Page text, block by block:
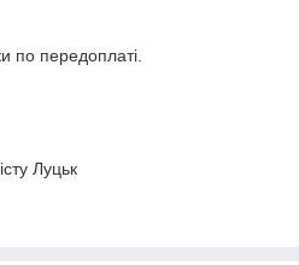
по передоплаті.
Луцьк